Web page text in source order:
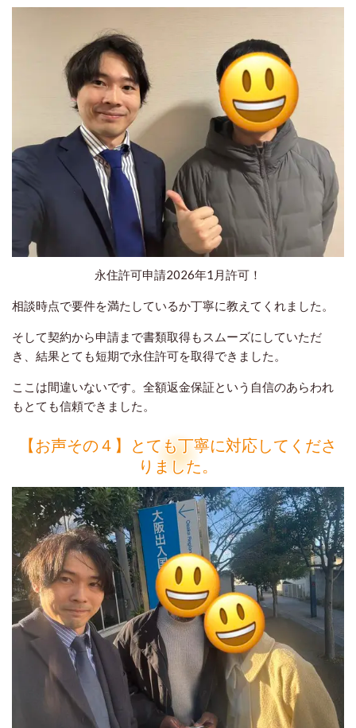
永住許可申請2026年1月許可！
相談時点で要件を満たしているか丁寧に教えてくれました。
そして契約から申請まで書類取得もスムーズにしていただ
き、結果とても短期で永住許可を取得できました。
ここは間違いないです。全額返金保証という自信のあらわれ
もとても信頼できました。
【お声その４】とても丁寧に対応してくださ
りました。